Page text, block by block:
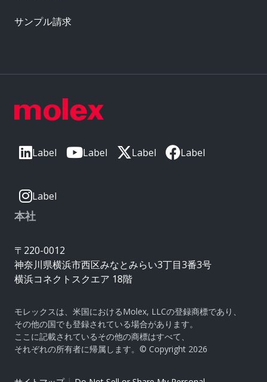
Label Label Label Label
Label
本社
〒220-0012
神奈川県横浜市西区みなとみらい3丁目3番3号
横浜コネクトスクエア 18階
モレックスは、米国におけるMolex, LLCの登録商標であり、
その他の国でも登録されている場合があります。
ここに記載されているその他の商標はすべて、
それぞれの所有者に帰属します。© Copyright 2026
サンプル請求